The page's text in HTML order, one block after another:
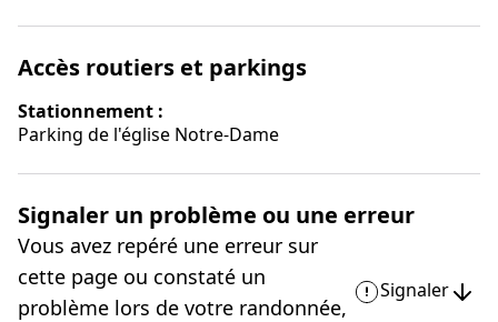
Accès routiers et parkings
Stationnement :
Parking de l'église Notre-Dame
Signaler un problème ou une erreur
Vous avez repéré une erreur sur
cette page ou constaté un
problème lors de votre randonnée,
Signaler